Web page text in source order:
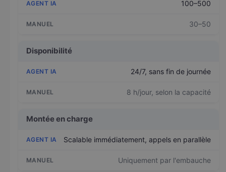
100–500
30–50
Disponibilité
24/7, sans fin de journée
8 h/jour, selon la capacité
Montée en charge
Scalable immédiatement, appels en parallèle
Uniquement par l'embauche